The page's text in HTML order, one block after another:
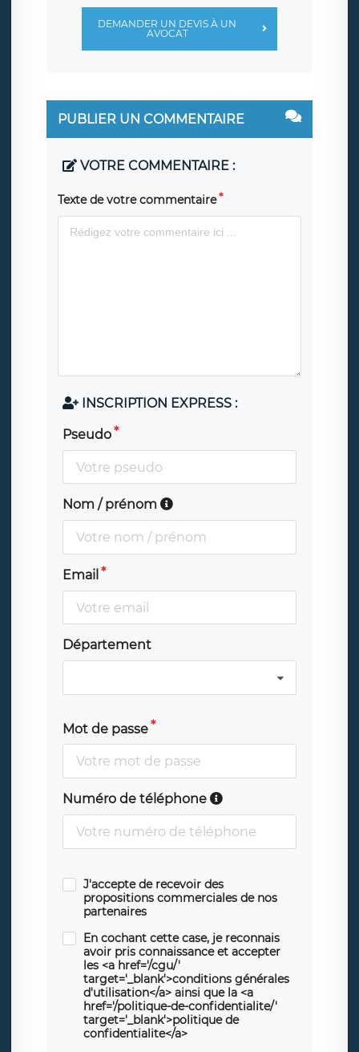
DEMANDER UN DEVIS À UN
AVOCAT
PUBLIER UN COMMENTAIRE
VOTRE COMMENTAIRE :
Texte de votre commentaire
INSCRIPTION EXPRESS :
Pseudo
Nom / prénom
Email
Département
Mot de passe
Numéro de téléphone
J'accepte de recevoir des
propositions commerciales de nos
partenaires
En cochant cette case, je reconnais
avoir pris connaissance et accepter
les <a href='/cgu/'
target='_blank'>conditions générales
d'utilisation</a> ainsi que la <a
href='/politique-de-confidentialite/'
target='_blank'>politique de
confidentialite</a>